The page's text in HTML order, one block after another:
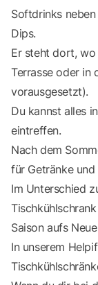
Softdrinks
Dips.
Er steht dort, wo
Terrasse oder in
vorausgesetzt).
Du kannst alles
eintreffen.
Nach dem
für Getränke und
Im Unterschied
Saison aufs
In unserem